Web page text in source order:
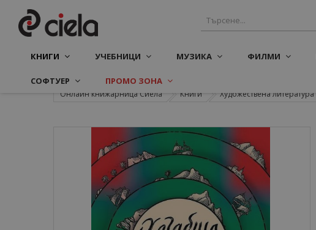
КНИГИ УЧЕБНИЦИ МУЗИКА ФИЛМИ
СОФТУЕР ПРОМО ЗОНА
Онлайн книжарница Сиела Книги Художествена литература